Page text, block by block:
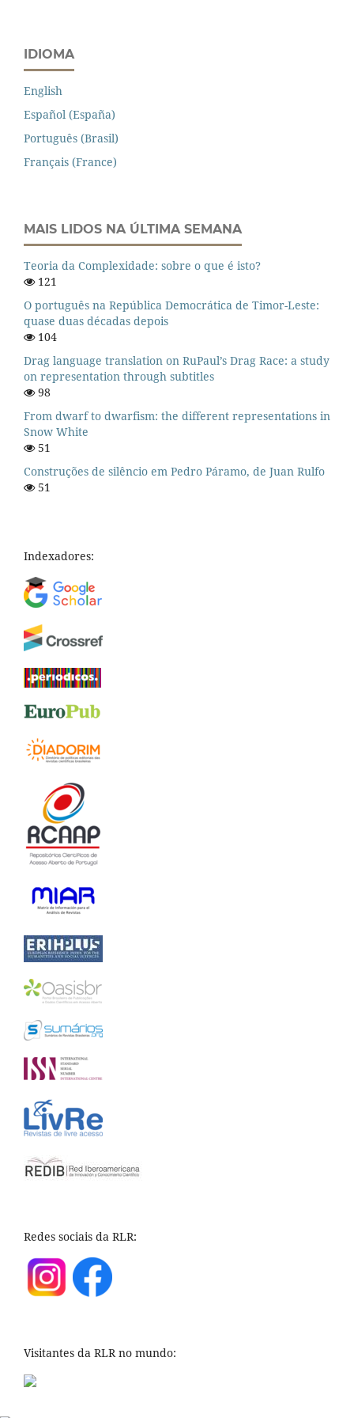
IDIOMA
English
Español (España)
Português (Brasil)
Français (France)
MAIS LIDOS NA ÚLTIMA SEMANA
Teoria da Complexidade: sobre o que é isto?
121
O português na República Democrática de Timor-Leste:
quase duas décadas depois
104
Drag language translation on RuPaul’s Drag Race: a study
on representation through subtitles
98
From dwarf to dwarfism: the different representations in
Snow White
51
Construções de silêncio em Pedro Páramo, de Juan Rulfo
51
Indexadores:
Redes sociais da RLR:
Visitantes da RLR no mundo: